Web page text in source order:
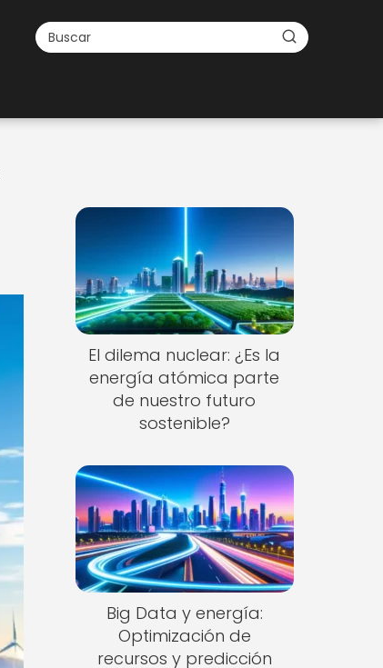
El dilema nuclear: ¿Es la
energía atómica parte
de nuestro futuro
sostenible?
Big Data y energía:
Optimización de
recursos y predicción